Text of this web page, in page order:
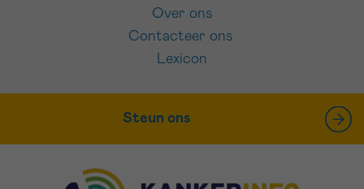
Over ons
Contacteer ons
Lexicon
Steun ons